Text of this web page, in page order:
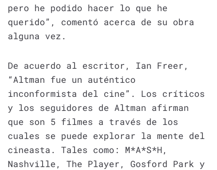
pero he podido hacer lo que he
querido”, comentó acerca de su obra
alguna vez.
De acuerdo al escritor, Ian Freer,
“Altman fue un auténtico
inconformista del cine”. Los críticos
y los seguidores de Altman afirman
que son 5 filmes a través de los
cuales se puede explorar la mente del
cineasta. Tales como: M*A*S*H,
Nashville, The Player, Gosford Park y